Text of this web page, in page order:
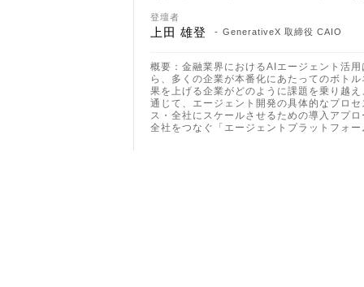
登壇者
上田 雄登 GenerativeX 取締役 CAIO
概要：金融業界におけるAIエージェント活
ら、多くの企業が本番化にあたってのボト
果を上げる企業がどのように課題を乗り越
通じて、エージェント開発の具体的なプロ
ス・全社にスケールさせるための導入アプ
全社をつなぐ「エージェントプラットフォ